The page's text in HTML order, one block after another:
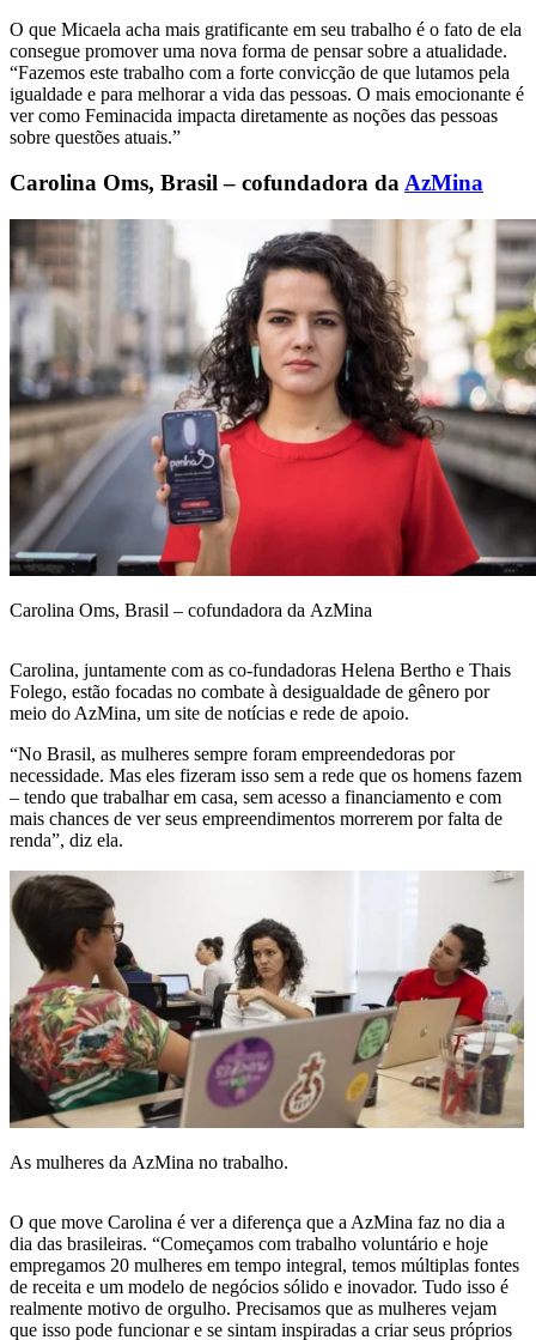
O que Micaela acha mais gratificante em seu trabalho é o fato de ela
consegue promover uma nova forma de pensar sobre a atualidade.
“Fazemos este trabalho com a forte convicção de que lutamos pela
igualdade e para melhorar a vida das pessoas. O mais emocionante é
ver como Feminacida impacta diretamente as noções das pessoas
sobre questões atuais.”
Carolina Oms, Brasil – cofundadora daAzMina
Carolina Oms, Brasil – cofundadora da AzMina
Carolina, juntamente com as co-fundadoras Helena Bertho e Thais
Folego, estão focadas no combate à desigualdade de gênero por
meio do AzMina, um site de notícias e rede de apoio.
“No Brasil, as mulheres sempre foram empreendedoras por
necessidade. Mas eles fizeram isso sem a rede que os homens fazem
– tendo que trabalhar em casa, sem acesso a financiamento e com
mais chances de ver seus empreendimentos morrerem por falta de
renda”, diz ela.
As mulheres da AzMina no trabalho.
O que move Carolina é ver a diferença que a AzMina faz no dia a
dia das brasileiras. “Começamos com trabalho voluntário e hoje
empregamos 20 mulheres em tempo integral, temos múltiplas fontes
de receita e um modelo de negócios sólido e inovador. Tudo isso é
realmente motivo de orgulho. Precisamos que as mulheres vejam
que isso pode funcionar e se sintam inspiradas a criar seus próprios